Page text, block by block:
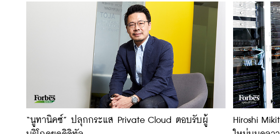
“นูทานิคซ์” ปลุกกระแส Private Cloud ตอบรับผู้
Hiroshi